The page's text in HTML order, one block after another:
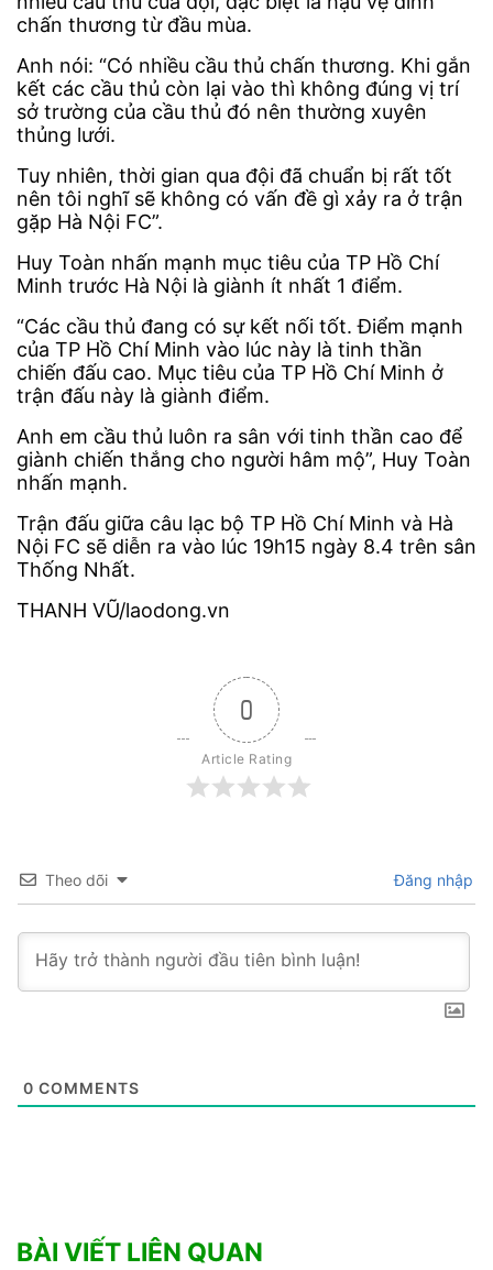
chấn thương từ đầu mùa.
Anh nói: “Có nhiều cầu thủ chấn thương. Khi gắn
kết các cầu thủ còn lại vào thì không đúng vị trí
sở trường của cầu thủ đó nên thường xuyên
thủng lưới.
Tuy nhiên, thời gian qua đội đã chuẩn bị rất tốt
nên tôi nghĩ sẽ không có vấn đề gì xảy ra ở trận
gặp Hà Nội FC”.
Huy Toàn nhấn mạnh mục tiêu của TP Hồ Chí
Minh trước Hà Nội là giành ít nhất 1 điểm.
“Các cầu thủ đang có sự kết nối tốt. Điểm mạnh
của TP Hồ Chí Minh vào lúc này là tinh thần
chiến đấu cao. Mục tiêu của TP Hồ Chí Minh ở
trận đấu này là giành điểm.
Anh em cầu thủ luôn ra sân với tinh thần cao để
giành chiến thắng cho người hâm mộ”, Huy Toàn
nhấn mạnh.
Trận đấu giữa câu lạc bộ TP Hồ Chí Minh và Hà
Nội FC sẽ diễn ra vào lúc 19h15 ngày 8.4 trên sân
Thống Nhất.
THANH VŨ/laodong.vn
0
Article Rating
Theo dõi Đăng nhập
0 COMMENTS
BÀI VIẾT LIÊN QUAN